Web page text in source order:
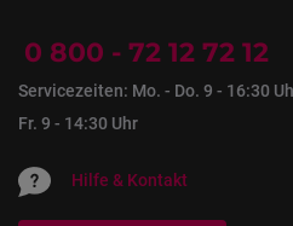
0 800 - 72 12 72 12
Servicezeiten: Mo. - Do. 9 - 16:30
Fr. 9 - 14:30 Uhr
Hilfe & Kontakt